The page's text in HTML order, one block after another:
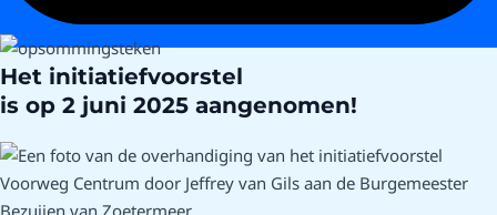
Het initiatiefvoorstel
is op 2 juni 2025 aangenomen!